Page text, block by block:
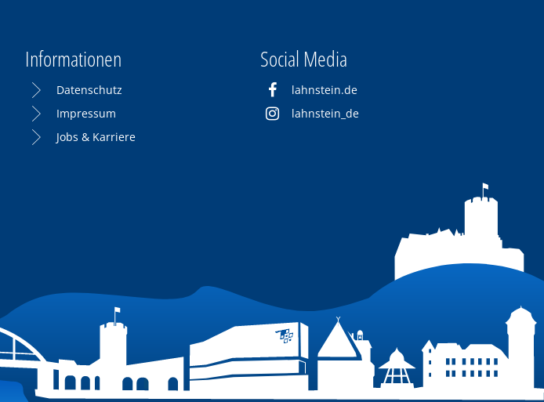
Informationen
Datenschutz
Impressum
Jobs & Karriere
Social Media
lahnstein.de
lahnstein_de